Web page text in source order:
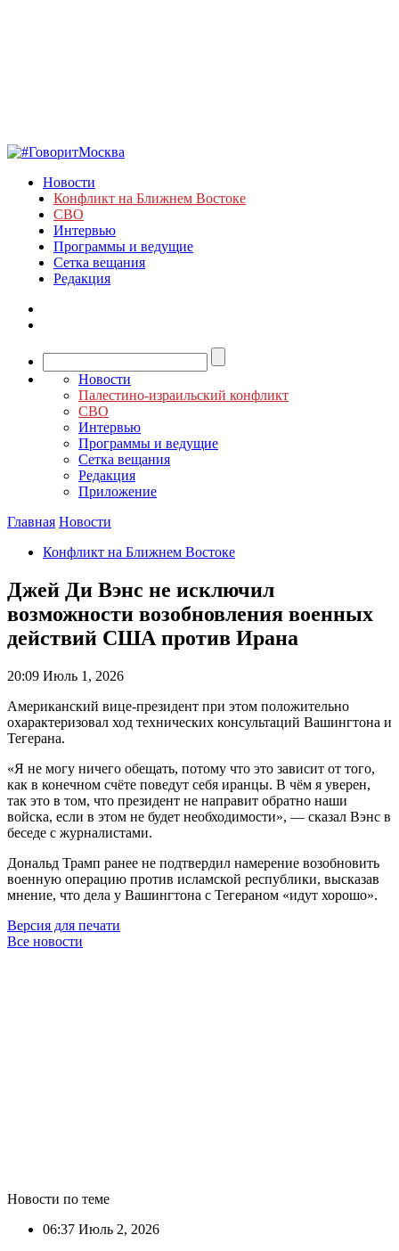
Новости
Конфликт на Ближнем Востоке
СВО
Интервью
Программы и ведущие
Сетка вещания
Редакция
Новости
Палестино-израильский конфликт
СВО
Интервью
Программы и ведущие
Сетка вещания
Редакция
Приложение
Главная Новости
Конфликт на Ближнем Востоке
Джей Ди Вэнс не исключил
возможности возобновления военных
действий США против Ирана
20:09 Июль 1, 2026
Американский вице-президент при этом положительно
охарактеризовал ход технических консультаций Вашингтона и
Тегерана.
«Я не могу ничего обещать, потому что это зависит от того,
как в конечном счёте поведут себя иранцы. В чём я уверен,
так это в том, что президент не направит обратно наши
войска, если в этом не будет необходимости», — сказал Вэнс в
беседе с журналистами.
Дональд Трамп ранее не подтвердил намерение возобновить
военную операцию против исламской республики, высказав
мнение, что дела у Вашингтона с Тегераном «идут хорошо».
Версия для печати
Все новости
Новости по теме
06:37 Июль 2, 2026